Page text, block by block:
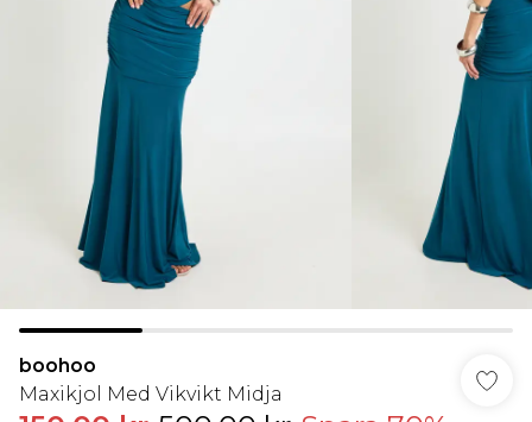
boohoo
Maxikjol Med Vikvikt Midja